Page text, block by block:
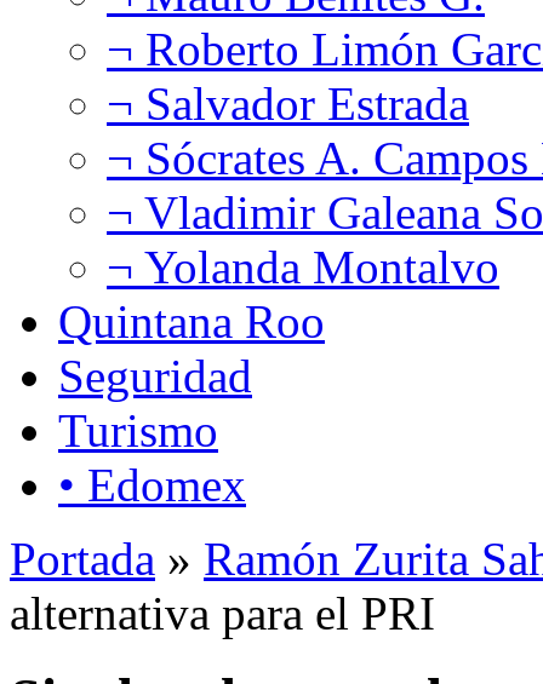
¬ Roberto Limón
¬ Salvador Estrada
¬ Sócrates A.
¬ Vladimir Galeana
¬ Yolanda Montalvo
Quintana Roo
Seguridad
Turismo
• Edomex
Portada » Ramón Zurita
alternativa para el PRI